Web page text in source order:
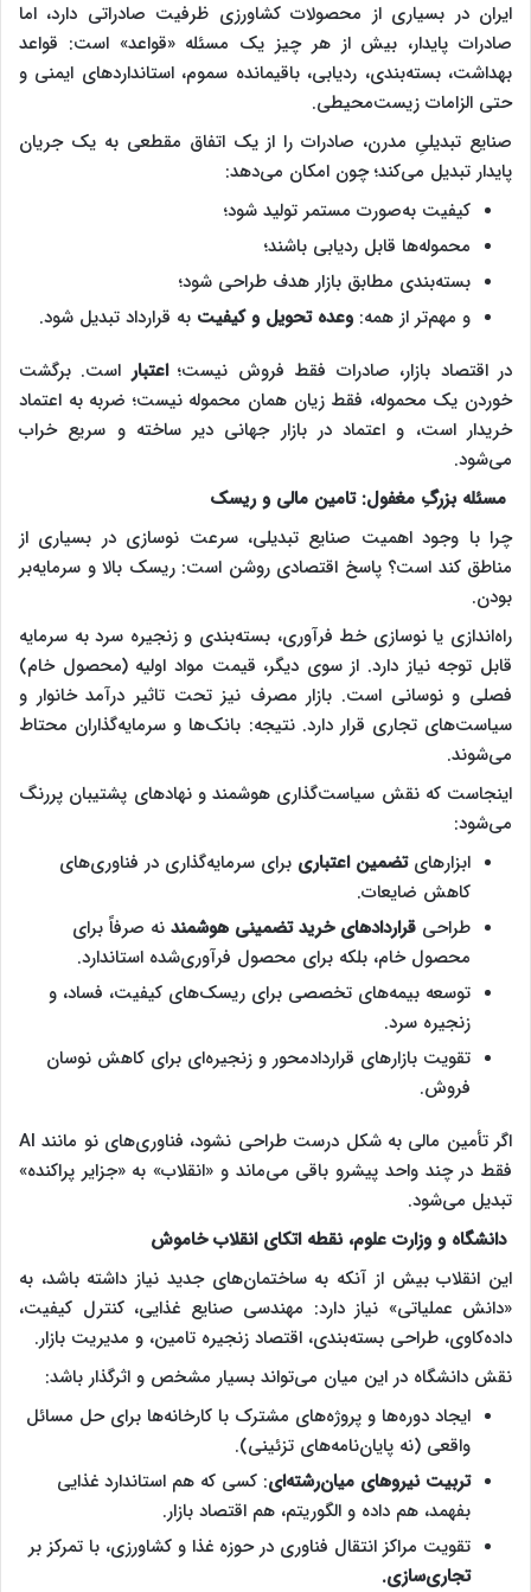
ایران در بسیاری از محصولات کشاورزی ظرفیت صادراتی دارد، اما
صادرات پایدار، بیش از هر چیز یک مسئله «قواعد» است: قواعد
بهداشت، بسته‌بندی، ردیابی، باقیمانده سموم، استانداردهای ایمنی و
حتی الزامات زیست‌محیطی.
صنایع تبدیلیِ مدرن، صادرات را از یک اتفاق مقطعی به یک جریان
پایدار تبدیل می‌کند؛ چون امکان می‌دهد:
کیفیت به‌صورت مستمر تولید شود؛
محموله‌ها قابل ردیابی باشند؛
بسته‌بندی مطابق بازار هدف طراحی شود؛
و مهم‌تر از همه: وعده تحویل و کیفیت به قرارداد تبدیل شود.
در اقتصاد بازار، صادرات فقط فروش نیست؛اعتبار است. برگشت
خوردن یک محموله، فقط زیان همان محموله نیست؛ ضربه به اعتماد
خریدار است، و اعتماد در بازار جهانی دیر ساخته و سریع خراب
می‌شود.
مسئله بزرگِ مغفول: تامین مالی و ریسک
چرا با وجود اهمیت صنایع تبدیلی، سرعت نوسازی در بسیاری از
مناطق کند است؟ پاسخ اقتصادی روشن است: ریسک بالا و سرمایه‌بر
بودن.
راه‌اندازی یا نوسازی خط فرآوری، بسته‌بندی و زنجیره سرد به سرمایه
قابل توجه نیاز دارد. از سوی دیگر، قیمت مواد اولیه (محصول خام)
فصلی و نوسانی است. بازار مصرف نیز تحت تاثیر درآمد خانوار و
سیاست‌های تجاری قرار دارد. نتیجه: بانک‌ها و سرمایه‌گذاران محتاط
می‌شوند.
اینجاست که نقش سیاست‌گذاری هوشمند و نهادهای پشتیبان پررنگ
می‌شود:
ابزارهایتضمین اعتباری برای سرمایه‌گذاری در فناوری‌های
کاهش ضایعات.
طراحی قراردادهای خرید تضمینی هوشمند نه صرفاً برای
محصول خام، بلکه برای محصول فرآوری‌شده استاندارد.
توسعه بیمه‌های تخصصی برای ریسک‌های کیفیت، فساد، و
زنجیره سرد.
تقویت بازارهای قراردادمحور و زنجیره‌ای برای کاهش نوسان
فروش.
اگر تأمین مالی به شکل درست طراحی نشود، فناوری‌های نو مانند AI
فقط در چند واحد پیشرو باقی می‌ماند و «انقلاب» به «جزایر پراکنده»
تبدیل می‌شود.
دانشگاه و وزارت علوم، نقطه اتکای انقلاب خاموش
این انقلاب بیش از آنکه به ساختمان‌های جدید نیاز داشته باشد، به
«دانش عملیاتی» نیاز دارد: مهندسی صنایع غذایی، کنترل کیفیت،
داده‌کاوی، طراحی بسته‌بندی، اقتصاد زنجیره تامین، و مدیریت بازار.
نقش دانشگاه در این میان می‌تواند بسیار مشخص و اثرگذار باشد:
ایجاد دوره‌ها و پروژه‌های مشترک با کارخانه‌ها برای حل مسائل
واقعی (نه پایان‌نامه‌های تزئینی).
تربیت نیروهای میان‌رشته‌ای: کسی که هم استاندارد غذایی
بفهمد، هم داده و الگوریتم، هم اقتصاد بازار.
تقویت مراکز انتقال فناوری در حوزه غذا و کشاورزی، با تمرکز بر
تجاری‌سازی.